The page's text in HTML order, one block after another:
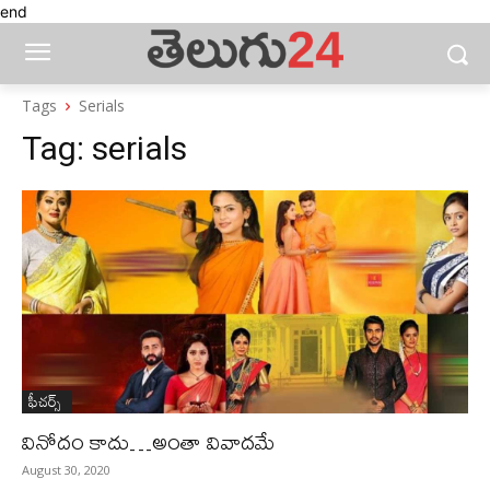
end
Tags Serials
Tag: serials
ఫీచ‌ర్స్ ‌
వినోదం కాదు…అంతా వివాదమే
August 30, 2020